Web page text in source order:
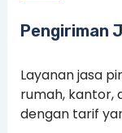
Pengiriman
Layanan jasa
rumah, kantor,
dengan tarif